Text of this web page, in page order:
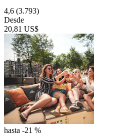
4,6 (3.793)
Desde
20,81 US$
hasta -21 %